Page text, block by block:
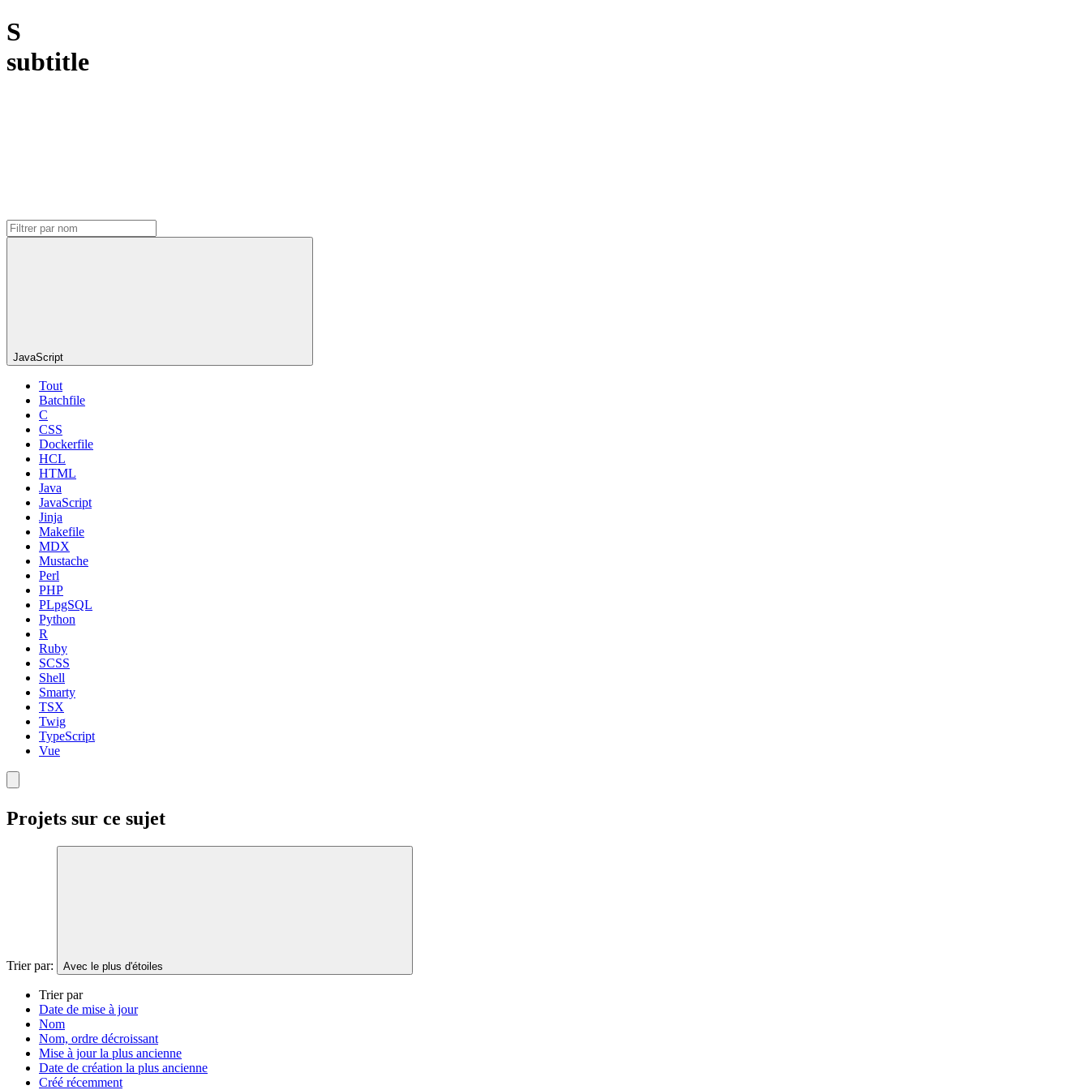
S
subtitle
JavaScript
Tout
Batchfile
C
CSS
Dockerfile
HCL
HTML
Java
JavaScript
Jinja
Makefile
MDX
Mustache
Perl
PHP
PLpgSQL
Python
R
Ruby
SCSS
Shell
Smarty
TSX
Twig
TypeScript
Vue
Projets sur ce sujet
Trier par: Avec le plus d'étoiles
Trier par
Date de mise à jour
Nom
Nom, ordre décroissant
Mise à jour la plus ancienne
Date de création la plus ancienne
Créé récemment